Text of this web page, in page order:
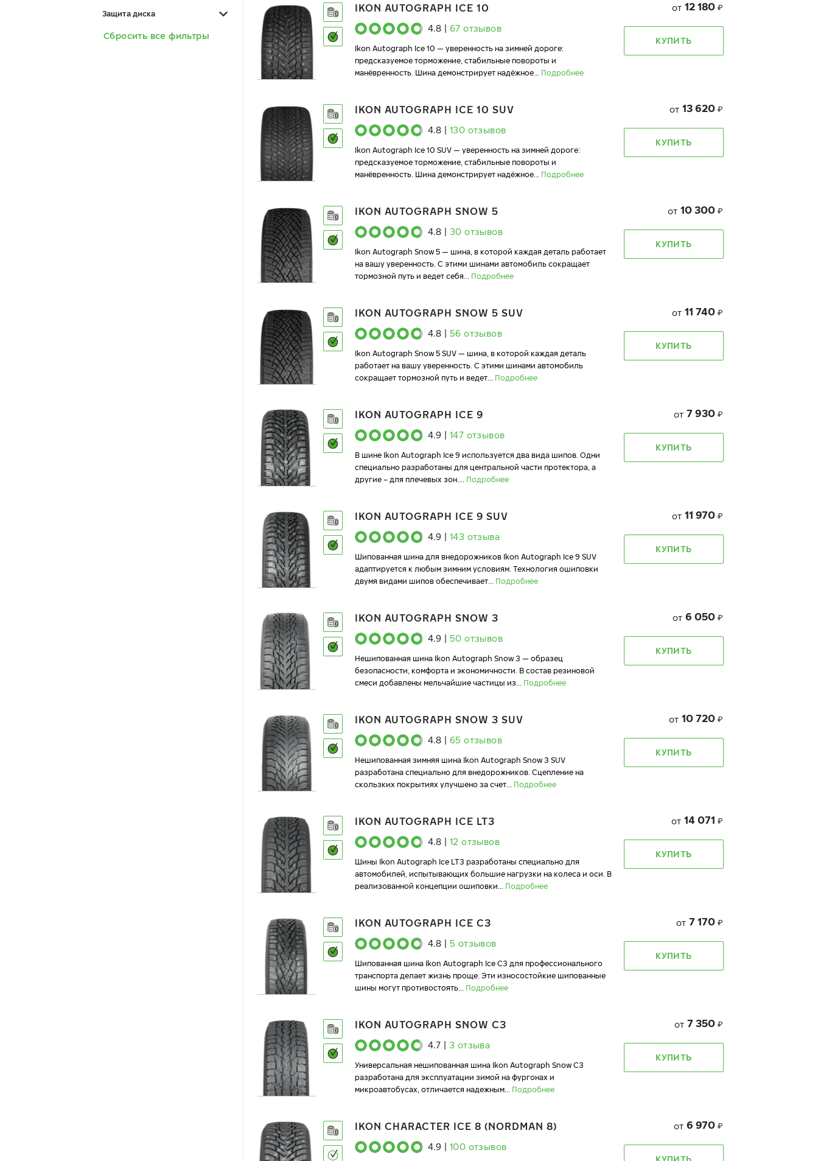
Защита диска
Сбросить все фильтры
IKON AUTOGRAPH ICE 10
4.8 67 отзывов
Ikon Autograph Ice 10 — уверенность на зимней дороге:
предсказуемое торможение, стабильные повороты и
манёвренность. Шина демонстрирует надёжное... Подробнее
от 12 180 ₽
КУПИТЬ
IKON AUTOGRAPH ICE 10 SUV
4.8 130 отзывов
Ikon Autograph Ice 10 SUV — уверенность на зимней дороге:
предсказуемое торможение, стабильные повороты и
манёвренность. Шина демонстрирует надёжное... Подробнее
от 13 620 ₽
КУПИТЬ
IKON AUTOGRAPH SNOW 5
4.8 30 отзывов
Ikon Autograph Snow 5 — шина, в которой каждая деталь работает
на вашу уверенность. С этими шинами автомобиль сокращает
тормозной путь и ведет себя... Подробнее
от 10 300 ₽
КУПИТЬ
IKON AUTOGRAPH SNOW 5 SUV
4.8 56 отзывов
Ikon Autograph Snow 5 SUV — шина, в которой каждая деталь
работает на вашу уверенность. С этими шинами автомобиль
сокращает тормозной путь и ведет... Подробнее
от 11 740 ₽
КУПИТЬ
IKON AUTOGRAPH ICE 9
4.9 147 отзывов
В шине Ikon Autograph Ice 9 используется два вида шипов. Одни
специально разработаны для центральной части протектора, а
другие – для плечевых зон.... Подробнее
от 7 930 ₽
КУПИТЬ
IKON AUTOGRAPH ICE 9 SUV
4.9 143 отзыва
Шипованная шина для внедорожников Ikon Autograph Ice 9 SUV
адаптируется к любым зимним условиям. Технология ошиповки
двумя видами шипов обеспечивает... Подробнее
от 11 970 ₽
КУПИТЬ
IKON AUTOGRAPH SNOW 3
4.9 50 отзывов
Нешипованная шина Ikon Autograph Snow 3 — образец
безопасности, комфорта и экономичности. В состав резиновой
смеси добавлены мельчайшие частицы из... Подробнее
от 6 050 ₽
КУПИТЬ
IKON AUTOGRAPH SNOW 3 SUV
4.8 65 отзывов
Нешипованная зимняя шина Ikon Autograph Snow 3 SUV
разработана специально для внедорожников. Сцепление на
скользких покрытиях улучшено за счет... Подробнее
от 10 720 ₽
КУПИТЬ
IKON AUTOGRAPH ICE LT3
4.8 12 отзывов
Шины Ikon Autograph Ice LT3 разработаны специально для
автомобилей, испытывающих большие нагрузки на колеса и оси. В
реализованной концепции ошиповки... Подробнее
от 14 071 ₽
КУПИТЬ
IKON AUTOGRAPH ICE C3
4.8 5 отзывов
Шипованная шина Ikon Autograph Ice C3 для профессионального
транспорта делает жизнь проще. Эти износостойкие шипованные
шины могут противостоять... Подробнее
от 7 170 ₽
КУПИТЬ
IKON AUTOGRAPH SNOW C3
4.7 3 отзыва
Универсальная нешипованная шина Ikon Autograph Snow C3
разработана для эксплуатации зимой на фургонах и
микроавтобусах, отличается надежным... Подробнее
от 7 350 ₽
КУПИТЬ
IKON CHARACTER ICE 8 (NORDMAN 8)
4.9 100 отзывов
от 6 970 ₽
КУПИТЬ